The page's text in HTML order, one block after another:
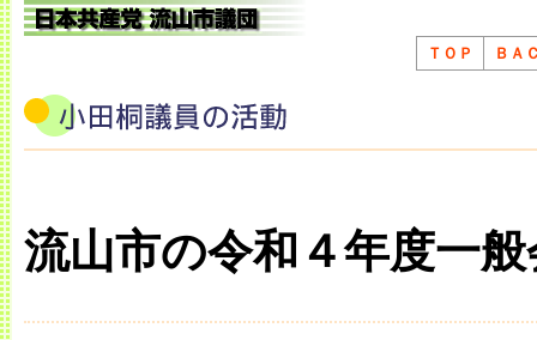
ＴＯＰ ＢＡ
流山市の令和４年度一